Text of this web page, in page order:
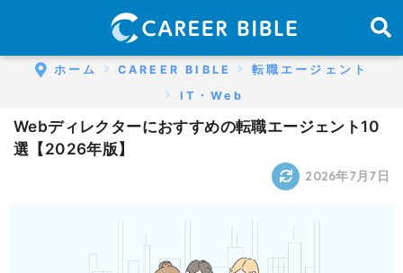
ホーム CAREER BIBLE
転職エージェント
IT・Web
Webディレクターにおすすめの転職エージェント10
選【2026年版】
2026年7月7日